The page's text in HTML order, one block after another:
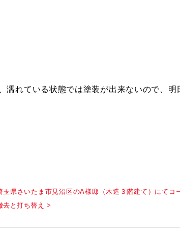
濡れている状態では塗装が出来ないので、明
玉県さいたま市見沼区のA様邸（木造３階建て）にてコ
去と打ち替え >